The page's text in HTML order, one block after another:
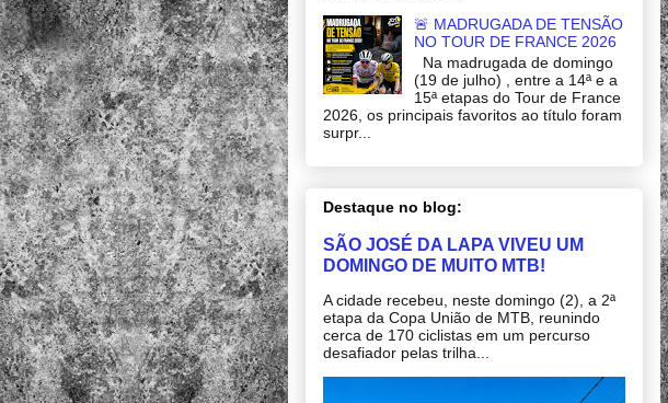
🚨 MADRUGADA DE TENSÃO
NO TOUR DE FRANCE 2026
Na madrugada de domingo
(19 de julho) , entre a 14ª e a
15ª etapas do Tour de France
2026, os principais favoritos ao título foram
surpr...
Destaque no blog:
SÃO JOSÉ DA LAPA VIVEU UM
DOMINGO DE MUITO MTB!
A cidade recebeu, neste domingo (2), a 2ª
etapa da Copa União de MTB, reunindo
cerca de 170 ciclistas em um percurso
desafiador pelas trilha...